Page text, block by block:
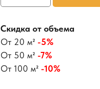
Скидка от объема
От 20 м² -5%
От 50 м² -7%
От 100 м² -10%